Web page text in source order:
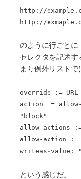
http://
http://
のように行ごと
セレクタを記述
まり例外リストで
override :=
action :=
"block"
allow-actions
allow-action :=
writeas-
という感じだ。